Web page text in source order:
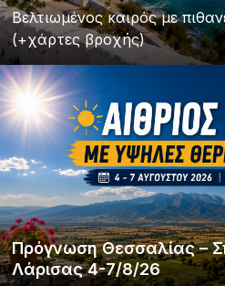
Βελτιωμένος καιρός με
(+χάρτες βροχής)
Πρόγνωση Θεσσαλίας –
Λάρισας 4-7/8/26